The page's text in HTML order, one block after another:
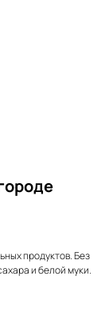
продуктов. Без
и белой муки.